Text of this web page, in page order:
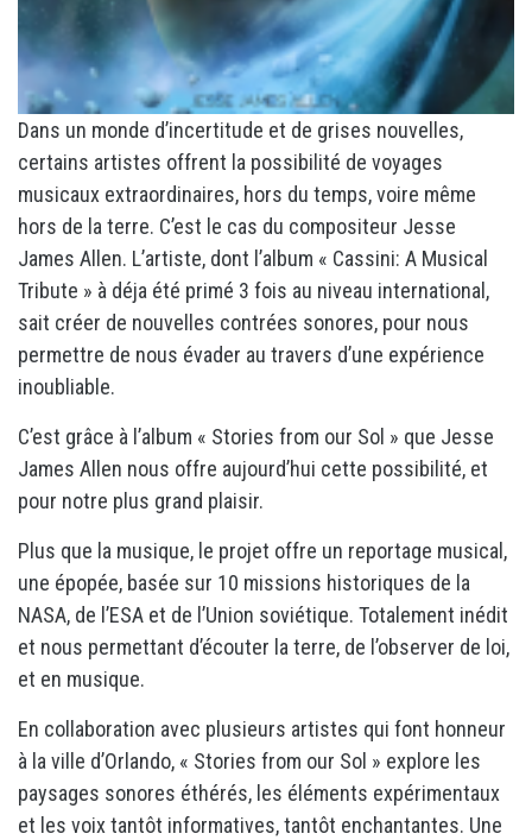
Dans un monde d’incertitude et de grises nouvelles,
certains artistes offrent la possibilité de voyages
musicaux extraordinaires, hors du temps, voire même
hors de la terre. C’est le cas du compositeur Jesse
James Allen. L’artiste, dont l’album « Cassini: A Musical
Tribute » à déja été primé 3 fois au niveau international,
sait créer de nouvelles contrées sonores, pour nous
permettre de nous évader au travers d’une expérience
inoubliable.
C’est grâce à l’album « Stories from our Sol » que Jesse
James Allen nous offre aujourd’hui cette possibilité, et
pour notre plus grand plaisir.
Plus que la musique, le projet offre un reportage musical,
une épopée, basée sur 10 missions historiques de la
NASA, de l’ESA et de l’Union soviétique. Totalement inédit
et nous permettant d’écouter la terre, de l’observer de loi,
et en musique.
En collaboration avec plusieurs artistes qui font honneur
à la ville d’Orlando, « Stories from our Sol » explore les
paysages sonores éthérés, les éléments expérimentaux
et les voix tantôt informatives, tantôt enchantantes. Une